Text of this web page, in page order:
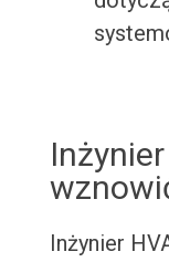
Inżynier